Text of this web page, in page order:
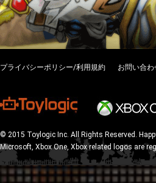
プライバシーポリシー/利用規約 お問い合わ
© 2015 Toylogic Inc. All Rights Reserved.
Microsoft, Xbox One, Xbox related logos are